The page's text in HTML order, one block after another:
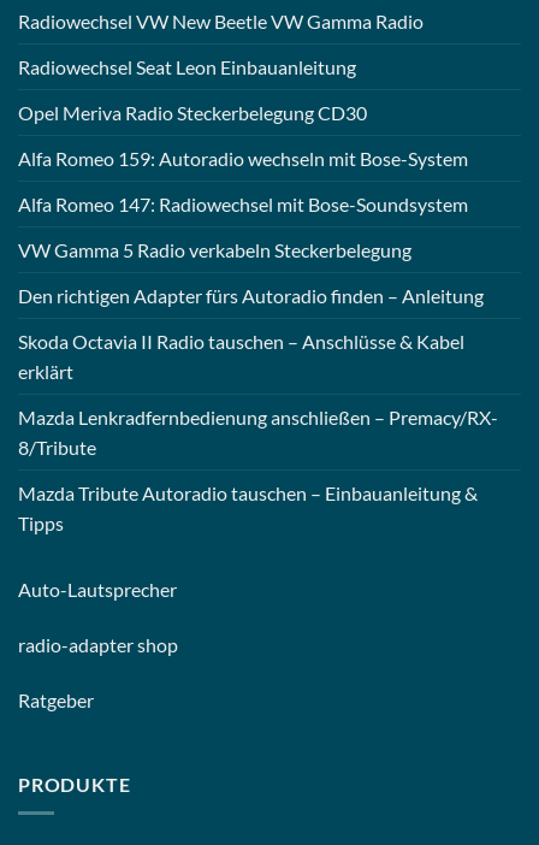
Radiowechsel VW New Beetle VW Gamma Radio
Radiowechsel Seat Leon Einbauanleitung
Opel Meriva Radio Steckerbelegung CD30
Alfa Romeo 159: Autoradio wechseln mit Bose-System
Alfa Romeo 147: Radiowechsel mit Bose-Soundsystem
VW Gamma 5 Radio verkabeln Steckerbelegung
Den richtigen Adapter fürs Autoradio finden – Anleitung
Skoda Octavia II Radio tauschen – Anschlüsse & Kabel
erklärt
Mazda Lenkradfernbedienung anschließen – Premacy/RX-
8/Tribute
Mazda Tribute Autoradio tauschen – Einbauanleitung &
Tipps
Auto-Lautsprecher
radio-adapter shop
Ratgeber
PRODUKTE